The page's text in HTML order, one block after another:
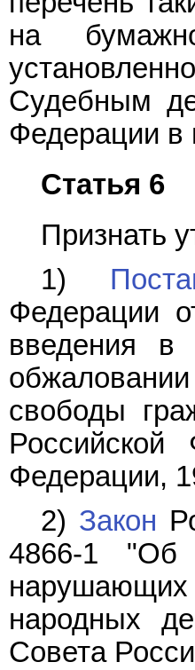
на
Судебным
Федерации в
Статья 6
Признать
1)
Федерации
введения в
свободы
Федерации,
2) Закон
4866-1 "Об
нарушающих
народных
Совета